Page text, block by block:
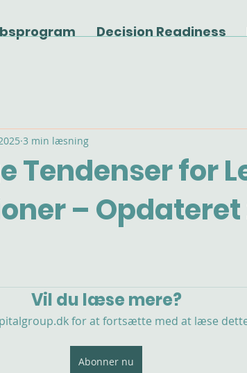
Decision Readiness
Tendenser for
– Opdateret
3 min læsning
Vil du læse mere?
for at fortsætte med at læse
Abonner nu